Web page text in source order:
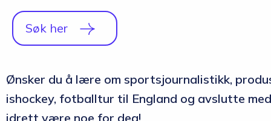
Søk her
Ønsker du å lære om sportsjournalistikk,
ishockey, fotballtur til England og avslutte
idrett være noe for deg!